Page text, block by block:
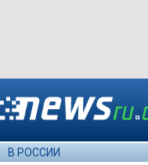
В РОССИИ